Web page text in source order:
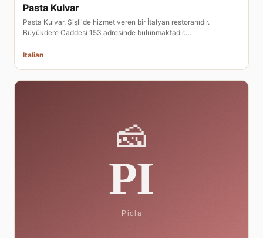
Pasta Kulvar
Pasta Kulvar, Şişli'de hizmet veren bir İtalyan restoranıdır.
Büyükdere Caddesi 153 adresinde bulunmaktadır.…
Italian